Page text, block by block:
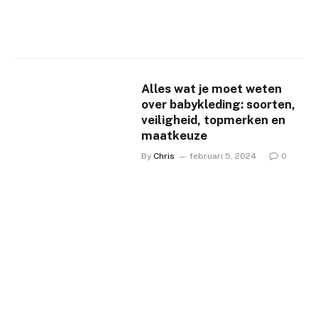
Alles wat je moet weten
over babykleding: soorten,
veiligheid, topmerken en
maatkeuze
By Chris februari 5, 2024 0